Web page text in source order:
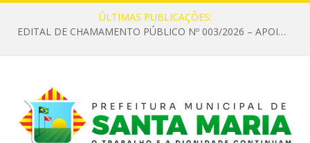
ÚLTIMAS PUBLICAÇÕES:
EDITAL DE CHAMAMENTO PÚBLICO Nº 003/2026 – APOIO À INFRAESTRUTURA CULTURAL